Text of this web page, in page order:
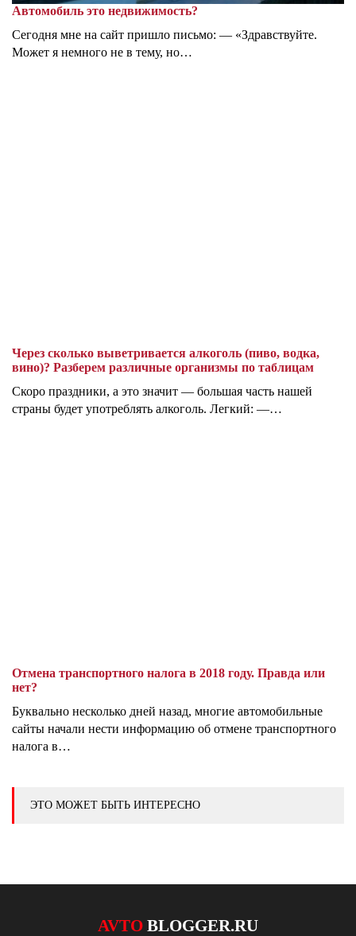
Автомобиль это недвижимость?
Сегодня мне на сайт пришло письмо: — «Здравствуйте.
Может я немного не в тему, но…
Через сколько выветривается алкоголь (пиво, водка,
вино)? Разберем различные организмы по таблицам
Скоро праздники, а это значит — большая часть нашей
страны будет употреблять алкоголь. Легкий: —…
Отмена транспортного налога в 2018 году. Правда или
нет?
Буквально несколько дней назад, многие автомобильные
сайты начали нести информацию об отмене транспортного
налога в…
ЭТО МОЖЕТ БЫТЬ ИНТЕРЕСНО
AVTO BLOGGER.RU